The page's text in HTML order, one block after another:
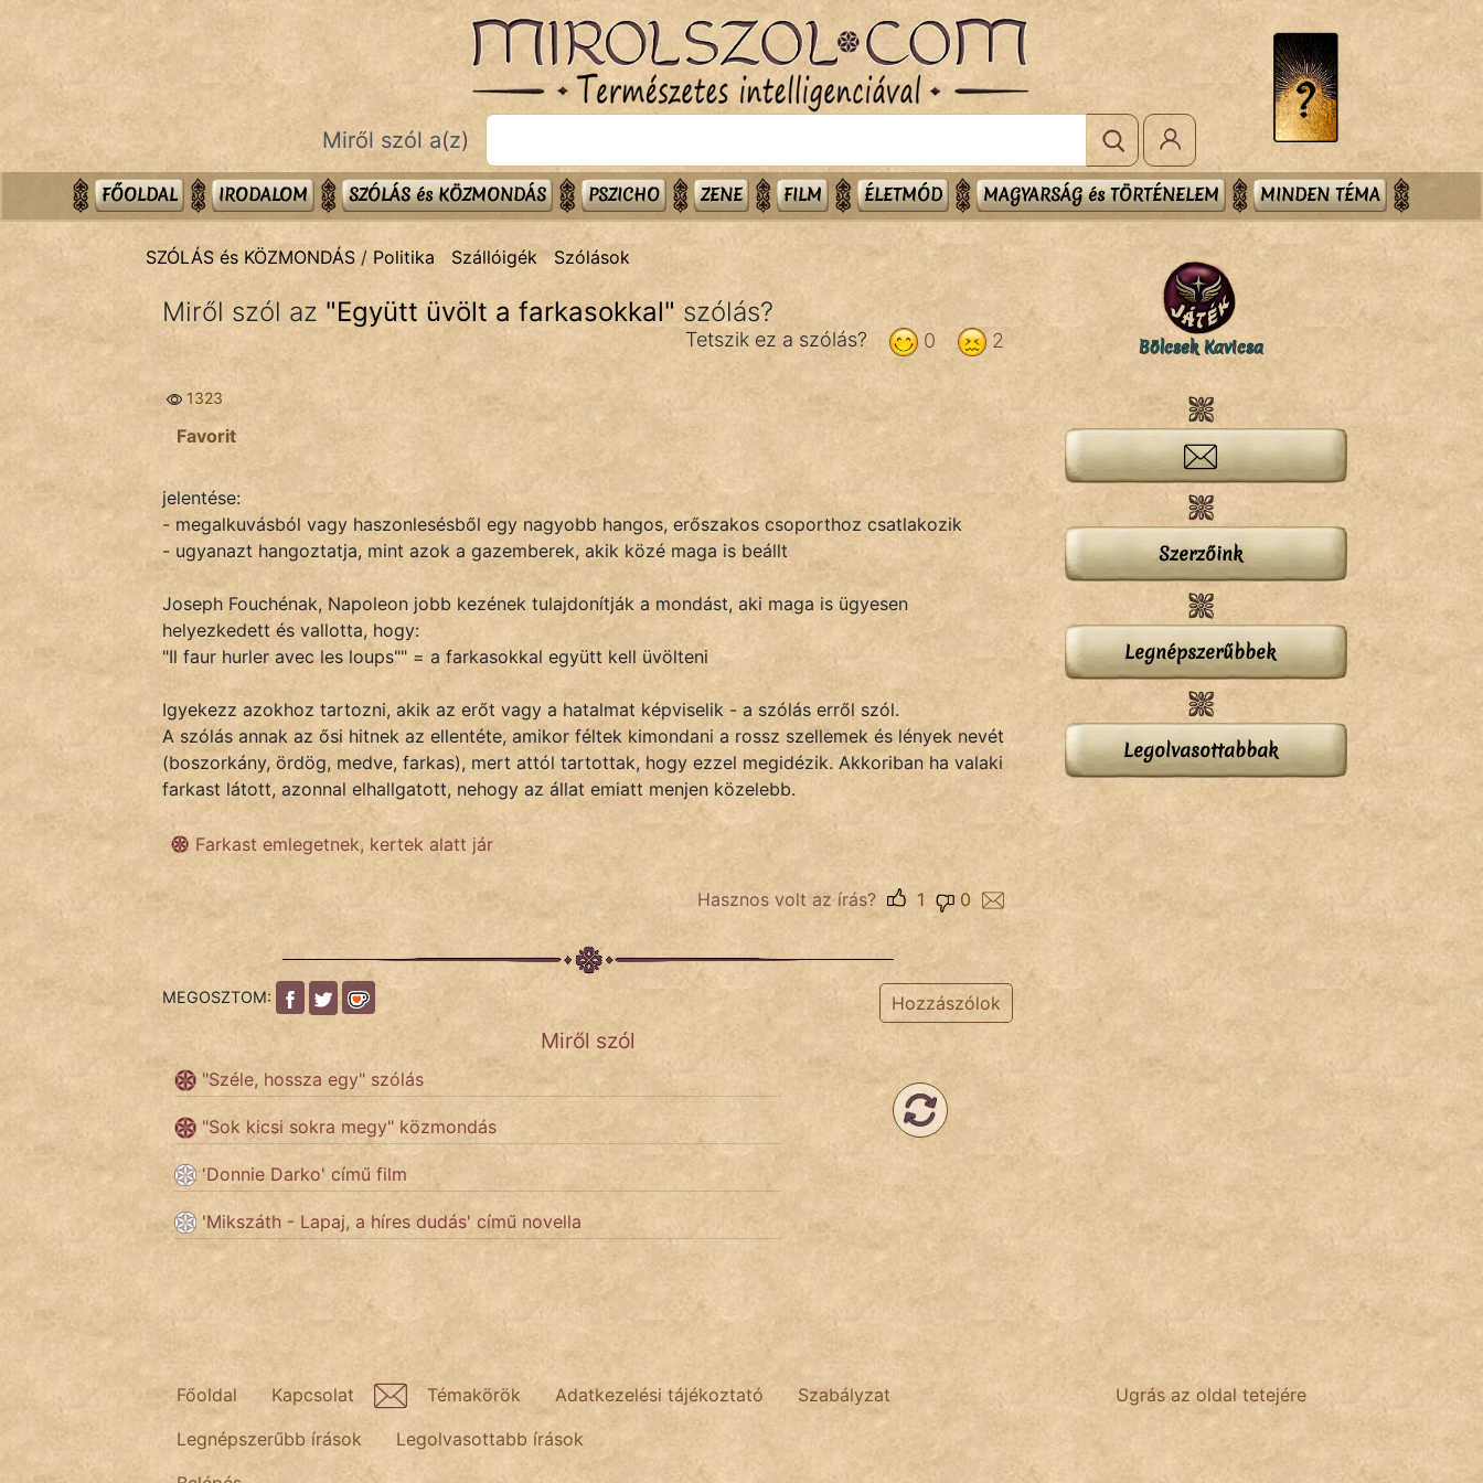
Bibliai
Közmondások
Szóláscsoportok
KÖZMONDÁS
FILM
TÖRTÉNELEM
fantom
Láron Ádám
Miről szól a(z)
FŐOLDAL IRODALOM SZÓLÁS és KÖZMONDÁS PSZICHO ZENE FILM ÉLETMÓD MAGYARSÁG és TÖRTÉNELEM MINDEN TÉMA
SZÓLÁS és KÖZMONDÁS / Politika Szállóigék Szólások
Miről szól az "Együtt üvölt a farkasokkal" szólás?
2
0
Tetszik ez a szólás?
1323
Favorit
jelentése:
- megalkuvásból vagy haszonlesésből egy nagyobb hangos, erőszakos csoporthoz csatlakozik
- ugyanazt hangoztatja, mint azok a gazemberek, akik közé maga is beállt
Joseph Fouchénak, Napoleon jobb kezének tulajdonítják a mondást, aki maga is ügyesen
helyezkedett és vallotta, hogy:
"Il faur hurler avec les loups"" = a farkasokkal együtt kell üvölteni
Igyekezz azokhoz tartozni, akik az erőt vagy a hatalmat képviselik - a szólás erről szól.
A szólás annak az ősi hitnek az ellentéte, amikor féltek kimondani a rossz szellemek és lények nevét
(boszorkány, ördög, medve, farkas), mert attól tartottak, hogy ezzel megidézik. Akkoriban ha valaki
farkast látott, azonnal elhallgatott, nehogy az állat emiatt menjen közelebb.
Farkast emlegetnek, kertek alatt jár
Hasznos volt az írás? 0
1
MEGOSZTOM: Hozzászólok
Miről szól
"Széle, hossza egy" szólás
"Sok kicsi sokra megy" közmondás
'Donnie Darko' című film
'Mikszáth - Lapaj, a híres dudás' című novella
Bölcsek Kavicsa
Szerzőink
Legnépszerűbbek
Legolvasottabbak
Ugrás az oldal tetejére
Főoldal Kapcsolat Témakörök Adatkezelési tájékoztató
Szabályzat
Legnépszerűbb írások
Legolvasottabb írások